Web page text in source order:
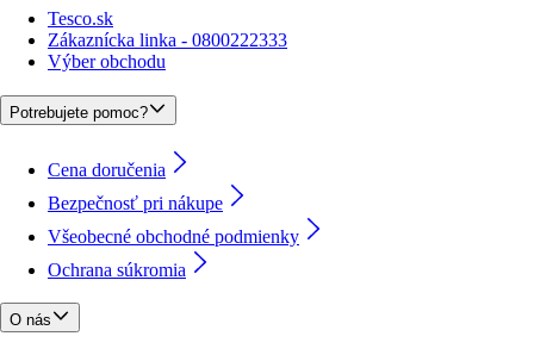
Tesco.sk
Zákaznícka linka - 0800222333
Výber obchodu
Potrebujete pomoc?
Cena doručenia
Bezpečnosť pri nákupe
Všeobecné obchodné podmienky
Ochrana súkromia
O nás